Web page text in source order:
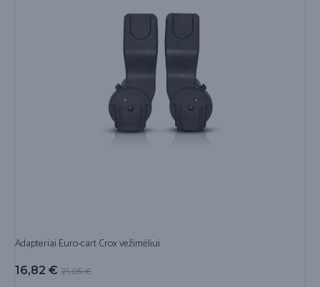
Adapteriai Euro-cart Crox vežimėliui
21,05€
16,82 €